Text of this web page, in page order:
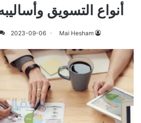
أنواع التسويق
Mai Hesham
2023-09-06